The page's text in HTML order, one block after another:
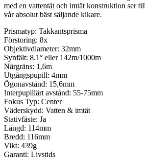
med en vattentät och imtät konstruktion ser
vår absolut bäst säljande kikare.
Prismatyp: Takkantsprisma
Förstoring: 8x
Objektivdiameter: 32mm
Synfält: 8.1° eller 142m/1000m
Närgräns: 1,6m
Utgångspupill: 4mm
Ögonavstånd: 15,6mm
Interpupillärt avstånd: 55-75mm
Fokus Typ: Center
Väderskydd: Vatten & imtät
Stativfäste: Ja
Längd: 114mm
Bredd: 116mm
Vikt: 439g
Garanti: Livstids